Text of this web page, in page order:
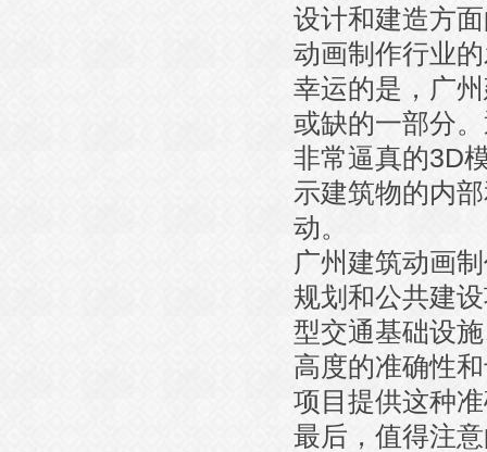
设计和建造方
动画制作行业
幸运的是，广
或缺的一部分
非常逼真的3D
示建筑物的内
动。
广州建筑动画
规划和公共建
型交通基础设
高度的准确性
项目提供这种
最后，值得注